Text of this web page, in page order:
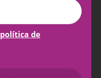
política de